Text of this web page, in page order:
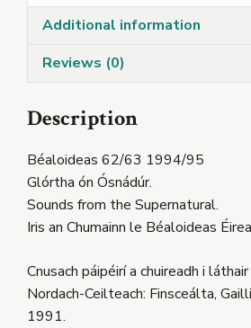
Additional information
Reviews (0)
Description
Béaloideas 62/63 1994/95
Glórtha ón Ósnádúr.
Sounds from the Supernatural.
Iris an Chumainn le Béaloideas
Cnusach páipéirí a chuireadh i
Nordach-Ceilteach: Finsceálta,
1991.